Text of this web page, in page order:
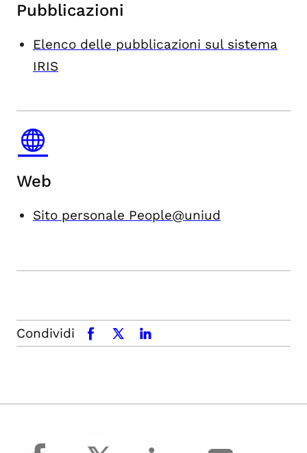
Pubblicazioni
Elenco delle pubblicazioni sul sistema
IRIS
Web
Sito personale People@uniud
Condividi facebookx.comlinkedin
facebook